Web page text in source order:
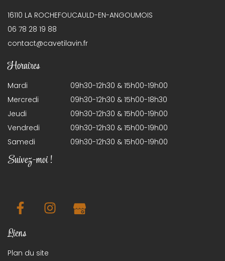
16110 LA ROCHEFOUCAULD-EN-ANGOUMOIS
06 78 28 19 88
contact@cavetilavin.fr
Horaires
Mardi
Mercredi
Jeudi
Vendredi
Samedi
09h30-12h30 & 15h00-19h00
09h30-12h30 & 15h00-18h30
09h30-12h30 & 15h00-19h00
09h30-12h30 & 15h00-19h00
09h30-12h30 & 15h00-19h00
Suivez-moi !
Liens
Plan du site